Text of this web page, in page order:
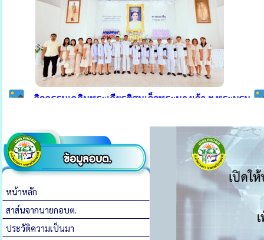
หน้าหลัก
สาส์นจากนายกอบต.
ประวัติความเป็นมา